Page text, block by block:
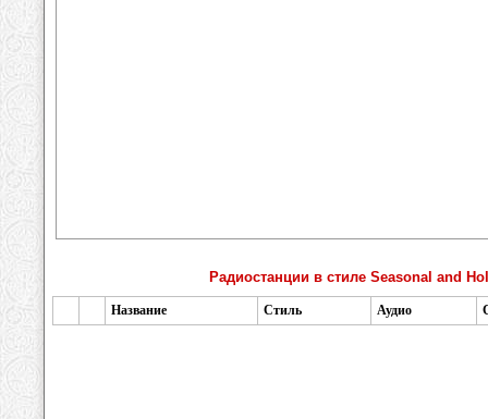
Радиостанции в стиле Seasonal and
Название Стиль Аудио